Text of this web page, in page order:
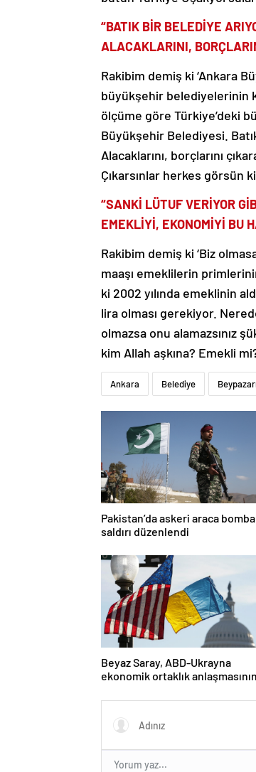
“BATIK BİR BELEDİYE
ALACAKLARINI,
Rakibim demiş ki ‘Ankara
büyükşehir belediyelerinin
ölçüme göre Türkiye’deki
Büyükşehir Belediyesi.
Alacaklarını, borçlarını
Çıkarsınlar herkes görsün
“SANKİ LÜTUF VERİYOR
EMEKLİYİ, EKONOMİYİ BU
Rakibim demiş ki ‘Biz
maaşı emeklilerin
ki 2002 yılında emeklinin
lira olması gerekiyor.
olmazsa onu alamazsınız
kim Allah aşkına? Emekli
Ankara Belediye Beypazarı
Pakistan’da askeri araca
saldırı düzenlendi
Beyaz Saray, ABD-Ukrayna
ekonomik ortaklık anlaşmasının